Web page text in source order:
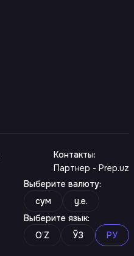
Контакты:
Партнер - Prep.uz
Выберите валюту:
сум
y.e.
Выберите язык:
O‘Z
ЎЗ РУ